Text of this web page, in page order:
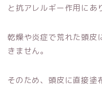
と抗アレルギー作用にあ
乾燥や炎症で荒れた頭皮
きません。
そのため、頭皮に直接塗